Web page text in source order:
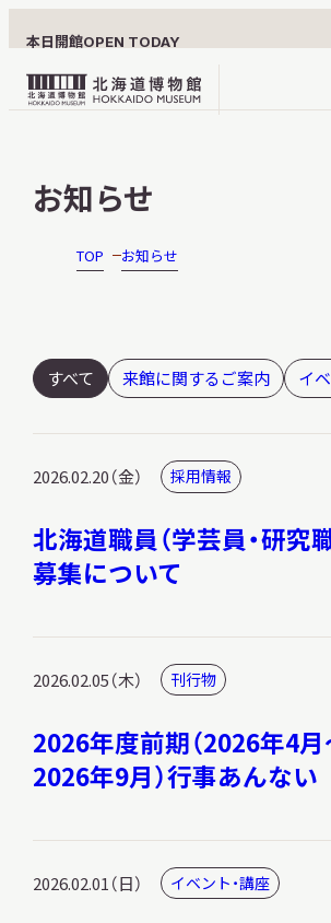
本日開館OPEN TODAY
北
博
利用案内
展示
おうちミュージアム
調査・研究
地域連携
イベント
お知らせ
お知らせ
TOP お知らせ
すべて 来館に関するご案内 イ
2026.02.20（金） 採用情報
北海道職員（学芸員・研究
募集について
2026.02.05（木） 刊行物
2026年度前期（2026年4月
2026年9月）行事あんない
2026.02.01（日） イベント・講座